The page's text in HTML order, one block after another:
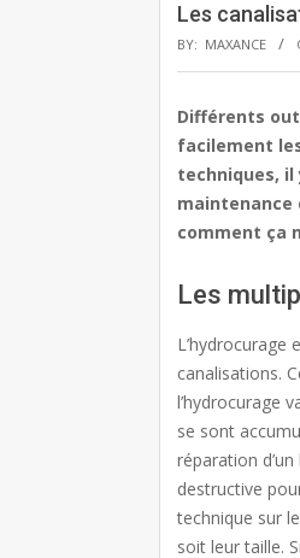
Les
BY: MAXANCE
Différents
facilement
techniques, il
maintenance
comment ça
Les
L’hydrocurage
canalisations.
l’hydrocurage
se sont
réparation
destructive
technique sur
soit leur taille.